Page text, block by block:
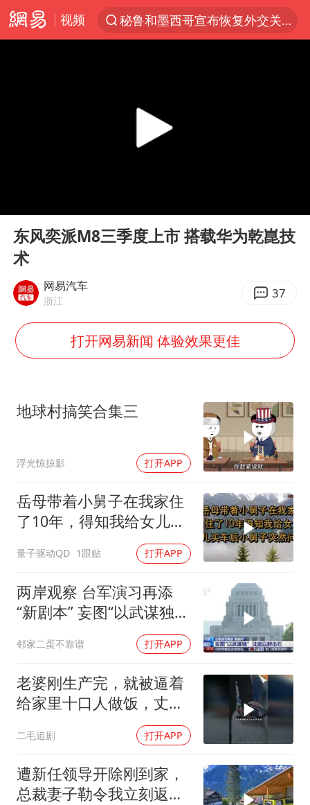
视频
秘鲁和墨西哥宣布恢复外交关系
中医教你一招提升气血
老中医：立秋后养心是关键
我国外贸延续良好增长态势
美股存储板块集体大跌
欧阳娜娜窦靖童好搭
中国女篮70-67险胜尼日利亚女篮
夯实基础开新局
Play
东风奕派M8三季度上市 搭载华为乾崑技
术
网易汽车
浙江 37
打开网易新闻 体验效果更佳
地球村搞笑合集三
浮光惊掠影 打开APP
岳母带着小舅子在我家住
了10年，得知我给女儿买
量子驱动QD 1跟贴 打开APP
两岸观察 台军演习再添
“新剧本” 妄图“以武谋独”
邻家二蛋不靠谱 打开APP
老婆刚生产完，就被逼着
给家里十口人做饭，丈夫
二毛追剧 打开APP
遭新任领导开除刚到家，
总裁妻子勒令我立刻返